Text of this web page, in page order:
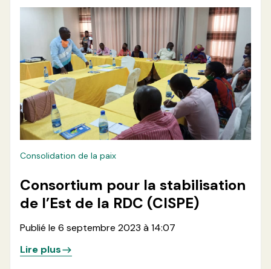
Consolidation de la paix
Consortium pour la stabilisation
de l’Est de la RDC (CISPE)
Publié le 6 septembre 2023 à 14:07
Lire plus